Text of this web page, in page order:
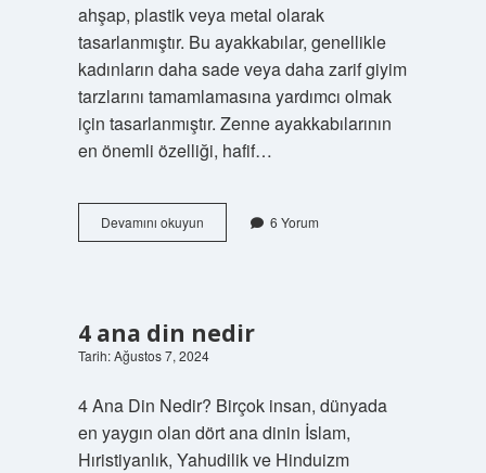
ahşap, plastik veya metal olarak
tasarlanmıştır. Bu ayakkabılar, genellikle
kadınların daha sade veya daha zarif giyim
tarzlarını tamamlamasına yardımcı olmak
için tasarlanmıştır. Zenne ayakkabılarının
en önemli özelliği, hafif…
Devamını okuyunZenne
ayakkabı
6 Yorum
4 ana din nedir
Tarih: Ağustos 7, 2024
4 Ana Din Nedir? Birçok insan, dünyada
en yaygın olan dört ana dinin İslam,
Hıristiyanlık, Yahudilik ve Hinduizm